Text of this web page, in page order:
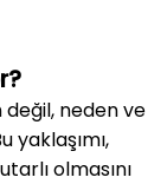
değil, neden ve
yaklaşımı,
olmasını